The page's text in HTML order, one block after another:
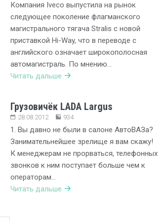
Компания Iveco выпустила на рынок
следующее поколение флагманского
магистрального тягача Stralis с новой
приставкой Hi-Way, что в переводе с
английского означает широкополосная
автомагистраль. По мнению…
Читать дальше
Грузовичёк LADA Largus
28.08.2012 934
1. Вы давно не были в салоне АвтоВАЗа?
Занимательнейшее зрелище я вам скажу!
К менеджерам не прорваться, телефонных
звонков к ним поступает больше чем к
операторам…
Читать дальше